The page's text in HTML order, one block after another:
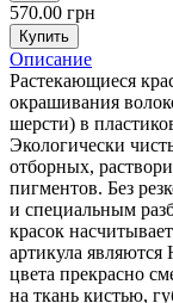
570.00 грн
Купить
Описание
Растекающиеся
окрашивания
шерсти) в
Экологически
отборных,
пигментов. Без
и специальным
красок
артикула
цвета прекрасно
на ткань кистью,